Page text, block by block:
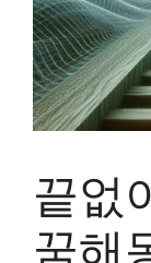
끝없
꿈해